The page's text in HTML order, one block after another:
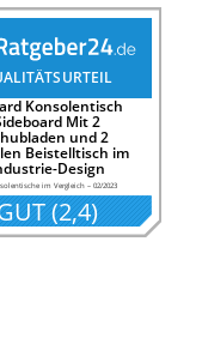
Konsolentisch
Mit 2
und 2
Beistelltisch im
Design
im Vergleich –02/2023
(2,4)